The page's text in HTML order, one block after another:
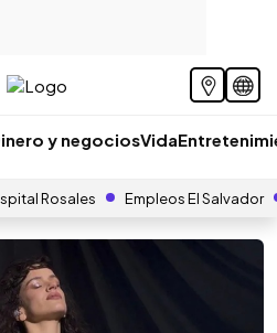
y negociosVida
Rosales Empleos El Salvador